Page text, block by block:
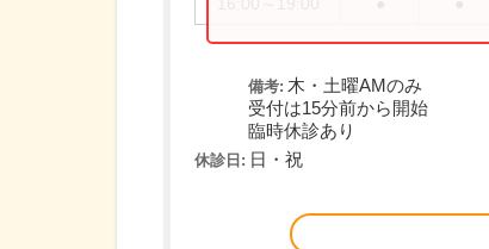
備考: 木・土曜AMのみ
受付は15分前から開始
臨時休診あり
休診日: 日・祝